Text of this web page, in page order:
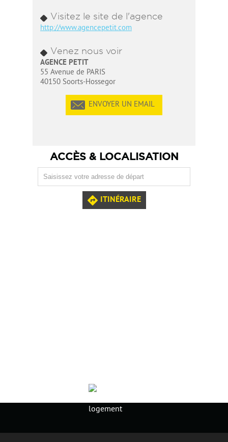
Visitez le site de l'agence
http://www.agencepetit.com
Venez nous voir
AGENCE PETIT
55 Avenue de PARIS
40150 Soorts-Hossegor
ENVOYER UN EMAIL
ACCÈS & LOCALISATION